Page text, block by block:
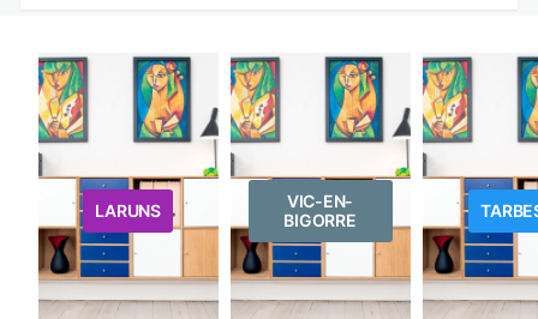
LARUNS
VIC-EN-
BIGORRE